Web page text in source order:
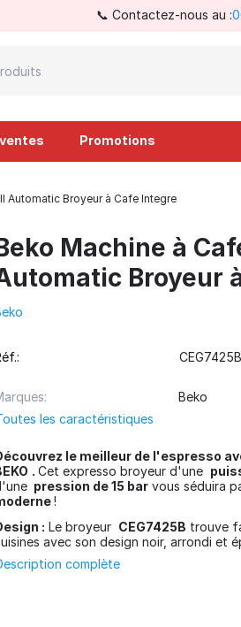
📞 Contactez-nous au :
Promotions
Automatic Broyeur à Cafe Integre
Machine à
Broyeur
CEG7425B
Beko
les caractéristiques
le meilleur de l'espresso
. Cet expresso broyeur d'une
pression de 15 bar vous séduira
!
: Le broyeur CEG7425B trouve
avec son design noir, arrondi et
complète